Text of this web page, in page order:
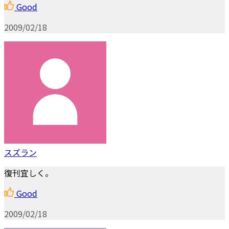
Good
2009/02/18
スズラン
復刊宜しく。
Good
2009/02/18